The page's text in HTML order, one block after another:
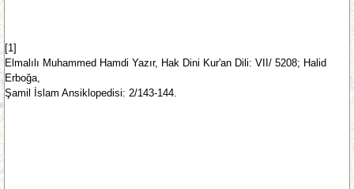
[1]
Elmalılı Muhammed Hamdi Yazır, Hak Dini Kur'an Dili: VII/ 5208; Halid
Erboğa,
Şamil İslam Ansiklopedisi: 2/143-144.